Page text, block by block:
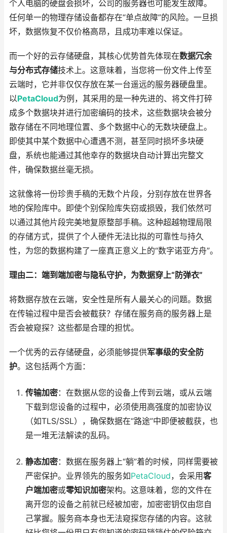
个人电脑的硬盘会损坏，公司的服务器也可能发生故障。
任何单一的物理存储设备都存在“单点故障”的风险。一旦损
坏，数据恢复不仅价格高昂，且成功率难以保证。
而一个好的云存储硬盘，其核心优势首先体现在数据冗余
与分布式存储技术上。这意味着，当您将一份文件上传至
云端时，它并非仅仅存放在某一台遥远的服务器硬盘里。
以PetaCloud为例，其采用的是一种先进的、将文件打碎
成多个数据块并进行加密编码的技术，这些数据块会被分
散存储在不同地理位置、多个数据中心的无数块硬盘上。
即使其中某个数据中心遭遇不测，甚至同时损坏多块硬
盘，系统也能通过其他幸存的数据块自动计算出完整文
件，确保数据丝毫无损。
这就像将一份珍贵手稿的无数个片段，分别存放在世界各
地的保险库中。即使个别保险库失窃或损毁，我们依然可
以通过其他片段完美地复原整部手稿。这种超越物理局限
的存储方式，提供了个人硬件无法比拟的可靠性与持久
性，为您的数据构建了一座真正意义上的“数字诺亚方舟”。
理由二：端到端加密与隐私守护，为数据穿上“防弹衣”
将数据存放在云端，安全性是所有人最关心的问题。数据
在传输过程中是否会被截获？存储在服务商的服务器上是
否会被窥探？这些都是合理的担忧。
一个优秀的云存储硬盘，必须能够提供军事级的安全防
护。这包括两个方面：
传输加密：在数据从您的设备上传到云端，或从云端
下载到您设备的过程中，必须使用高强度的加密协议
（如TLS/SSL），确保数据在“路途”中即便被截获，也
是一堆无法解读的乱码。
静态加密：数据在服务器上“躺”着的时候，同样需要被
严密保护。业界领先的服务如PetaCloud，会采用客
户端加密或零知识加密架构。这意味着，您的文件在
离开您的设备之前就已经被加密，加密密钥仅由您自
己掌握。服务商本身也无法窥探您存储的内容。这就